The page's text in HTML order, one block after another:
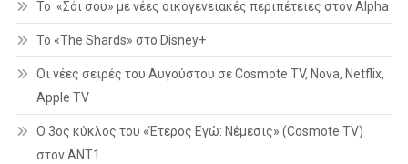
Το «Σόι σου» με νέες οικογενειακές περιπέτειες στον Alpha
To «The Shards» στο Disney+
Οι νέες σειρές του Αυγούστου σε Cosmote TV, Nova, Netflix,
Apple TV
Ο 3ος κύκλος του «Έτερος Εγώ: Νέμεσις» (Cosmote TV)
στον ΑΝΤ1